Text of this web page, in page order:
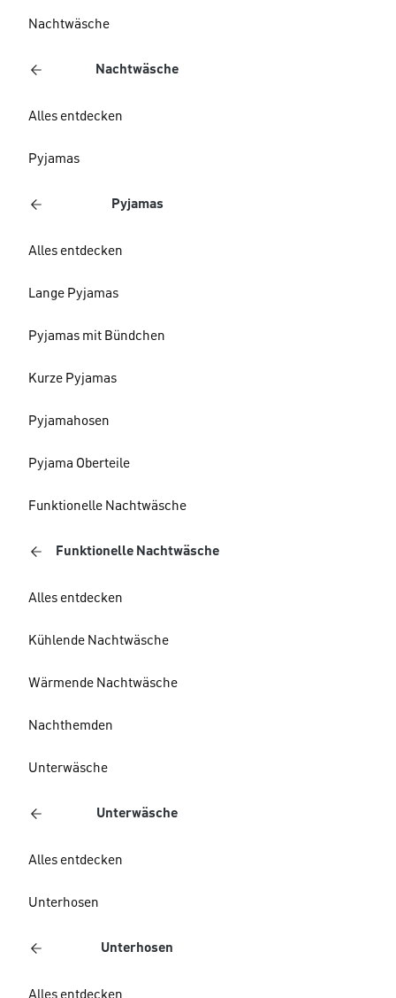
Nachtwäsche
Nachtwäsche
Alles entdecken
Pyjamas
Pyjamas
Alles entdecken
Lange Pyjamas
Pyjamas mit Bündchen
Kurze Pyjamas
Pyjamahosen
Pyjama Oberteile
Funktionelle Nachtwäsche
Funktionelle Nachtwäsche
Alles entdecken
Kühlende Nachtwäsche
Wärmende Nachtwäsche
Nachthemden
Unterwäsche
Unterwäsche
Alles entdecken
Unterhosen
Unterhosen